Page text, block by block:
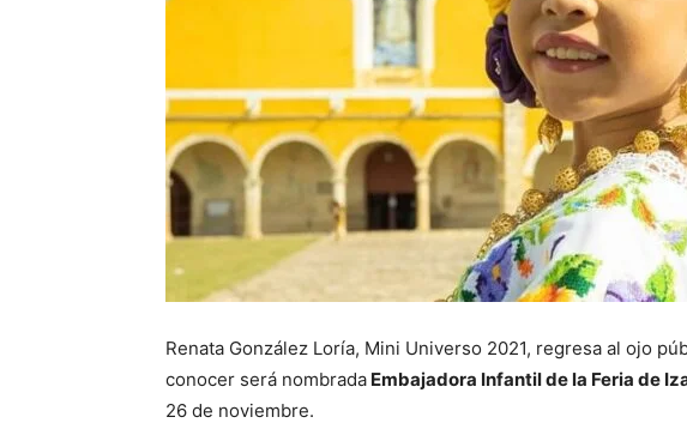
Renata González Loría, Mini Universo 2021, regresa al ojo
conocer será nombrada Embajadora Infantil de la Feria de
26 de noviembre.